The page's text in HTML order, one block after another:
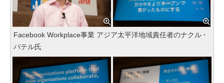
Facebook Workplace事業 アジア太平洋地域責任者のナクル・
パテル氏